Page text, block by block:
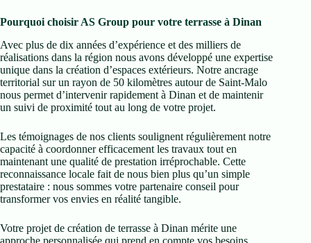
Pourquoi choisir AS Group pour votre terrasse à Dinan
Avec plus de dix années d’expérience et des milliers de
réalisations dans la région nous avons développé une expertise
unique dans la création d’espaces extérieurs. Notre ancrage
territorial sur un rayon de 50 kilomètres autour de Saint-Malo
nous permet d’intervenir rapidement à Dinan et de maintenir
un suivi de proximité tout au long de votre projet.
Les témoignages de nos clients soulignent régulièrement notre
capacité à coordonner efficacement les travaux tout en
maintenant une qualité de prestation irréprochable. Cette
reconnaissance locale fait de nous bien plus qu’un simple
prestataire : nous sommes votre partenaire conseil pour
transformer vos envies en réalité tangible.
Votre projet de création de terrasse à Dinan mérite une
approche personnalisée qui prend en compte vos besoins